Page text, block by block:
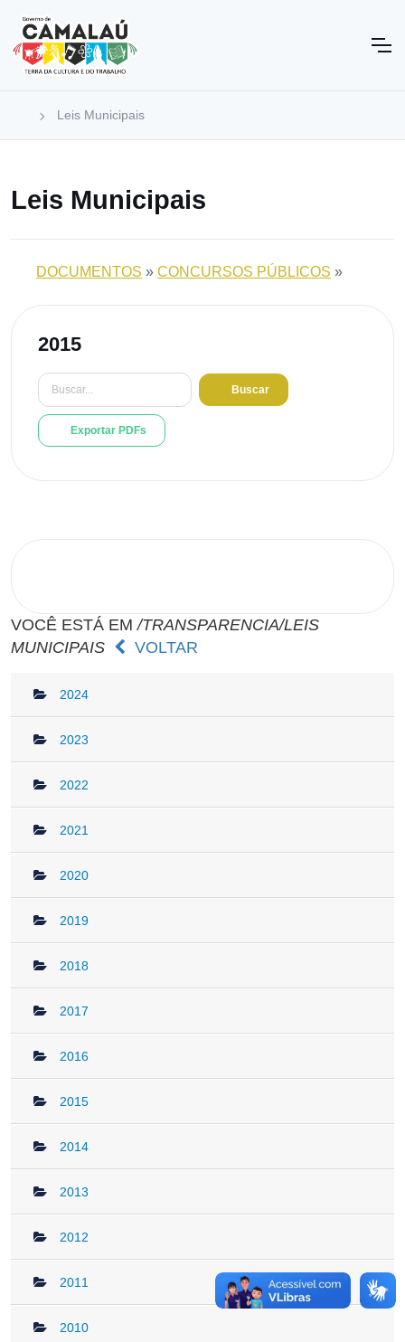
Leis Municipais
Leis Municipais
DOCUMENTOS » CONCURSOS PÚBLICOS »
2015
Buscar
Exportar PDFs